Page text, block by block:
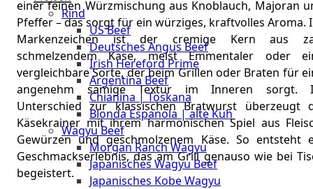
Meat
Club
Stuttgart
Rind
US Beef
Deutsches Angus Beef
Irish Hereford Prime
Argentina Beef
Chianina | Toskana
Blonda Espanola | alte Kuh
Wagyu Beef
Morgan Ranch Wagyu
Japanisches Wagyu Beef
Japanisches Kobe Wagyu
einer feinen Würzmischung aus Knoblauch, Majoran
Pfeffer – das sorgt für ein würziges, kraftvolles Aroma.
Markenzeichen ist der cremige Kern aus
schmelzendem Käse, meist Emmentaler oder
vergleichbare Sorte, der beim Grillen oder Braten für
angenehm sämige Textur im Inneren sorgt.
Unterschied zur klassischen Bratwurst überzeugt
Käsekrainer mit ihrem harmonischen Spiel aus
Gewürzen und geschmolzenem Käse. So entsteht
Geschmackserlebnis, das am Grill genauso wie bei
begeistert.